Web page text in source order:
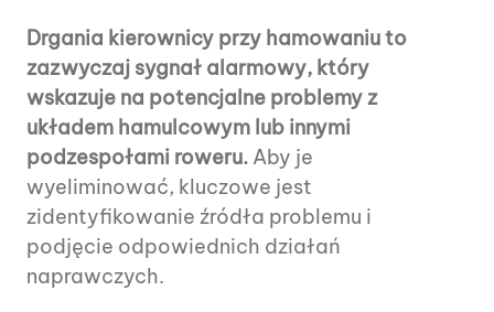
Drgania kierownicy przy hamowaniu to
zazwyczaj sygnał alarmowy, który
wskazuje na potencjalne problemy z
układem hamulcowym lub innymi
podzespołami roweru. Aby je
wyeliminować, kluczowe jest
zidentyfikowanie źródła problemu i
podjęcie odpowiednich działań
naprawczych.